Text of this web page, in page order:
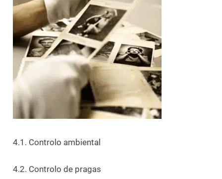
4.1. Controlo ambiental
4.2. Controlo de pragas